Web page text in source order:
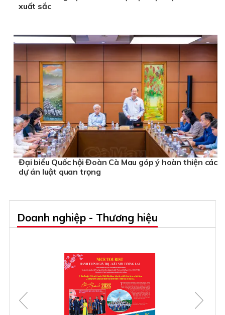
xuất sắc
Đại biểu Quốc hội Đoàn Cà Mau góp ý hoàn thiện các
dự án luật quan trọng
Doanh nghiệp - Thương hiệu